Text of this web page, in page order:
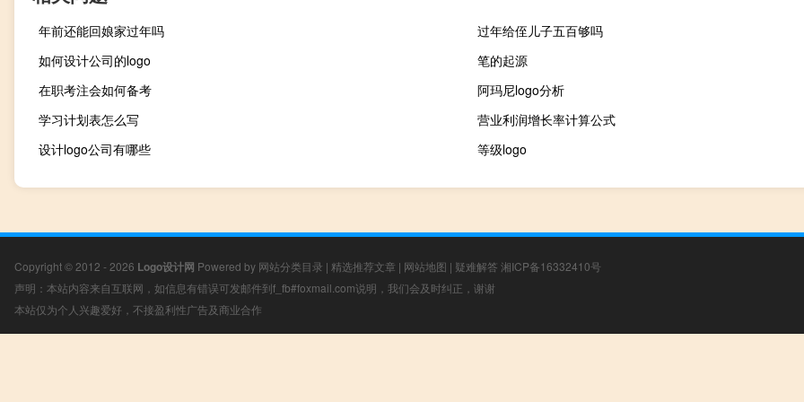
年前还能回娘家过年吗
过年给侄儿子五百够吗
如何设计公司的logo
笔的起源
在职考注会如何备考
阿玛尼logo分析
学习计划表怎么写
营业利润增长率计算公式
设计logo公司有哪些
等级logo
Copyright © 2012 - 2026 Logo设计网 Powered by 网站分类目录 | 精选推荐文章 | 网站地图 | 疑难解答 湘ICP备16332410号
声明：本站内容来自互联网，如信息有错误可发邮件到f_fb#foxmail.com说明，我们会及时纠正，谢谢
本站仅为个人兴趣爱好，不接盈利性广告及商业合作